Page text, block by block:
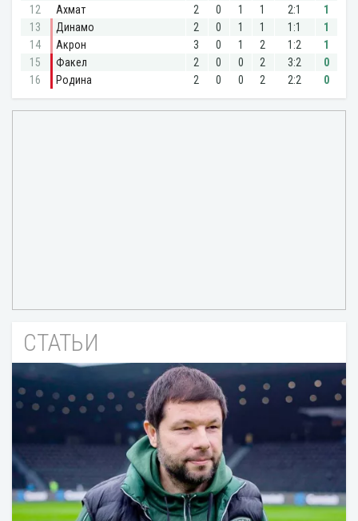
СТАТЬИ